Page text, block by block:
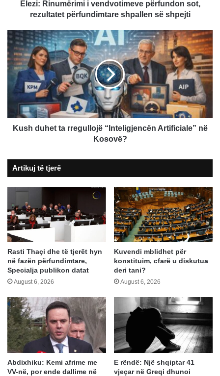
Elezi: Rinumërimi i vendvotimeve përfundon sot,
rezultatet përfundimtare shpallen së shpejti
Kush
duhet
ta
rregullojë
“Inteligjencën
Artificiale”
Kosovë?
Kush duhet ta rregullojë “Inteligjencën Artificiale” në
Kosovë?
Artikuj të tjerë
Rasti Thaçi dhe të tjerët hyn
në fazën përfundimtare,
Specialja publikon datat
August 6, 2026
Kuvendi mblidhet për
konstituim, cfarë u diskutua
deri tani?
August 6, 2026
Abdixhiku: Kemi afrime me
VV-në, por ende dallime në
E rëndë: Një shqiptar 41
vjeçar në Greqi dhunoi